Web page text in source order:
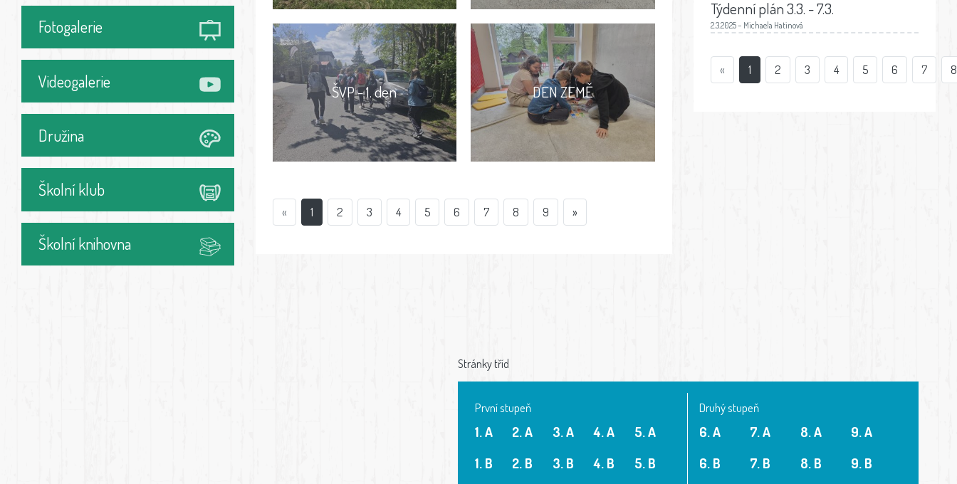
Fotogalerie
Videogalerie
Družina
Školní klub
Školní knihovna
ŠVP - 1. den DEN ZEMĚ
« 1 2 3 4 5 6 7 8 9 »
Týdenní plán 3.3. - 7.3.
2.3.2025 – Michaela Hatinová
« 1 2 3 4 5 6 7 8
Stránky tříd
První stupeň
1. A
1. B
2. A
2. B
3. A
3. B
4. A
4. B
5. A
5. B
Druhý stupeň
6. A
6. B
7. A
7. B
8. A
8. B
9. A
9. B